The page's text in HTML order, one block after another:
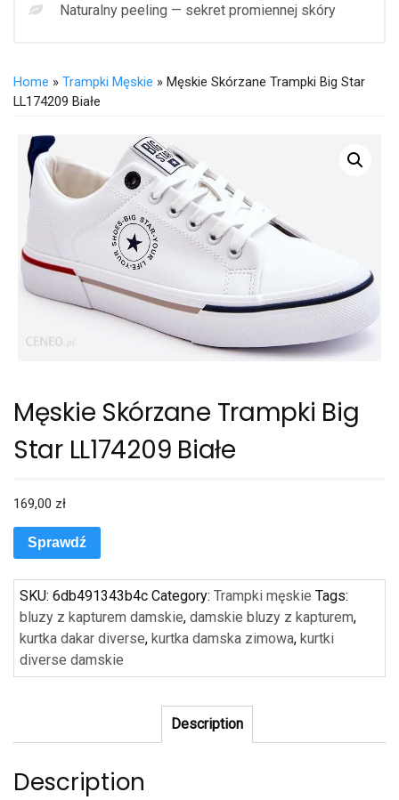
Naturalny peeling — sekret promiennej skóry
Home » Trampki Męskie » Męskie Skórzane Trampki Big Star
LL174209 Białe
Męskie Skórzane Trampki Big
Star LL174209 Białe
169,00 zł
Sprawdź
SKU: 6db491343b4c Category: Trampki męskie Tags:
bluzy z kapturem damskie, damskie bluzy z kapturem,
kurtka dakar diverse, kurtka damska zimowa, kurtki
diverse damskie
Description
Description